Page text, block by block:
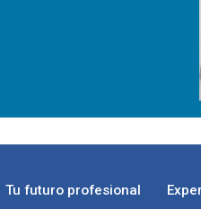
Tu futuro profesional